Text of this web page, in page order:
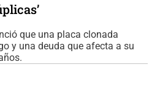
que una placa clonada
y una deuda que afecta a su